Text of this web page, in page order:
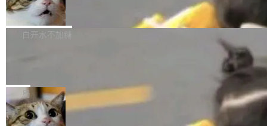
联 加...
经过人工复核，准确度令人满意。这一方法也为
社区爱好者提供了高效跟踪新版本的思路。
ebastian Pipping 写在博客里的话。8 月 4 日，
他宣布了一个新消息：从 2026 年 8 月 1 日起，
他可以全职维护 libexpat 了，最长 6 个月。发
库之一。你的操作系统、浏览器、无数的基础设
施软件，很可能都在用它。而过去十年，维护它
的人一直在用业余...
Firefox 153.0.3 现已发布，具体更新内容如
下： New Smart Window 包含多项增强功能：
gi?id=2019042">Bug&nbsp;2019042</a>）</l
i> <li>现在，助手可以直接使用 Exa 的网络搜索
结果回答问题，而无需将问题转交给搜索引擎。
白开水不加糖
的 npm 包。项目的核心论点是：容器不适合 Ag
ent 计算。真正适合的，是 Isolate。 Cloudflare
工程师在这件事上没什么可谦虚的——他们用 W
局
OpenAI 公开邮件和聊天记录回应苹果